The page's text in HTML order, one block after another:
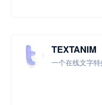
TEXTANIM
一个在线文字